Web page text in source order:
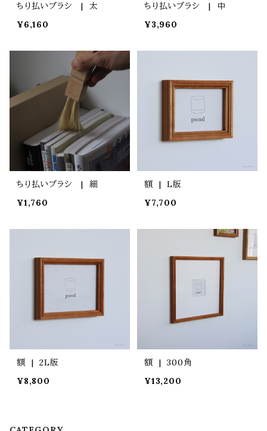
ちり払いブラシ | 太
¥6,160
ちり払いブラシ | 中
¥3,960
ちり払いブラシ | 細
¥1,760
額 | L版
¥7,700
額 | 2L版
¥8,800
額 | 300角
¥13,200